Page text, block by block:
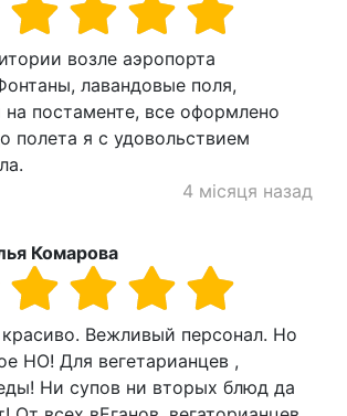
возле аэропорта
лавандовые поля,
на постаменте, все оформлено
полета я с удовольствием
4 місяця назад
Комарова
Вежливый персонал. Но
НО! Для вегетарианцев ,
Ни супов ни вторых блюд да